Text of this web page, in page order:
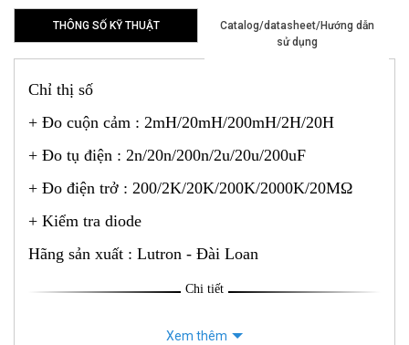
THÔNG SỐ KỸ THUẬT
Catalog/datasheet/Hướng dẫn
sử dụng
Chỉ thị số
+ Đo cuộn cảm : 2mH/20mH/200mH/2H/20H
+ Đo tụ điện : 2n/20n/200n/2u/20u/200uF
+ Đo điện trở : 200/2K/20K/200K/2000K/20MΩ
+ Kiểm tra diode
Hãng sản xuất : Lutron - Đài Loan
Chi tiết
Xem thêm